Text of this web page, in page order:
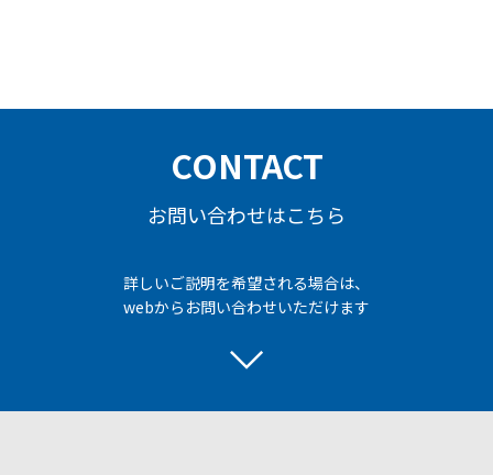
CONTACT
お問い合わせはこちら
詳しいご説明を希望される場合は、
webからお問い合わせいただけます